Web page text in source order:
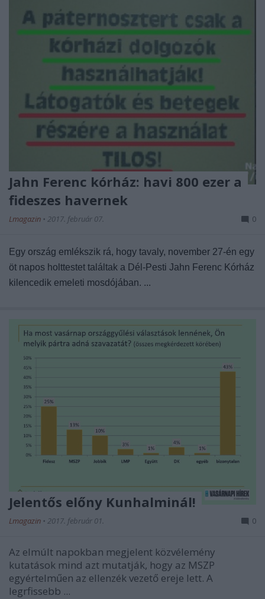
Jahn Ferenc kórház: havi 800 ezer a
fideszes havernek
Lmagazin • 2017. február 07. 0
Egy ország emlékszik rá, hogy tavaly, november 27-én egy
öt napos holttestet találtak a Dél-Pesti Jahn Ferenc Kórház
kilencedik emeleti mosdójában. ...
Jelentős előny Kunhalminál!
Lmagazin • 2017. február 01. 0
Az elmúlt napokban megjelent közvélemény
kutatások mind azt mutatják, hogy az MSZP
egyértelműen az ellenzék vezető ereje lett. A
legrfissebb ...